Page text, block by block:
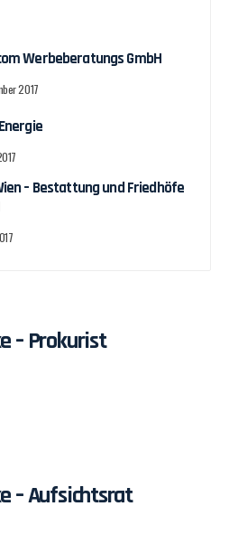
Werbeberatungs GmbH
2017
– Bestattung und Friedhöfe
– Prokurist
–Aufsichtsrat